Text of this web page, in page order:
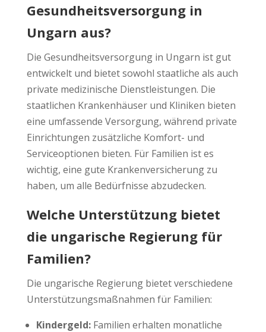
Gesundheitsversorgung in
Ungarn aus?
Die Gesundheitsversorgung in Ungarn ist gut
entwickelt und bietet sowohl staatliche als auch
private medizinische Dienstleistungen. Die
staatlichen Krankenhäuser und Kliniken bieten
eine umfassende Versorgung, während private
Einrichtungen zusätzliche Komfort- und
Serviceoptionen bieten. Für Familien ist es
wichtig, eine gute Krankenversicherung zu
haben, um alle Bedürfnisse abzudecken.
Welche Unterstützung bietet
die ungarische Regierung für
Familien?
Die ungarische Regierung bietet verschiedene
Unterstützungsmaßnahmen für Familien:
Kindergeld:Familien erhalten monatliche